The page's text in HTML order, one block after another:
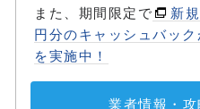
また、期間限定で
新
円分のキャッシュバッ
を実施中！
業者情報・